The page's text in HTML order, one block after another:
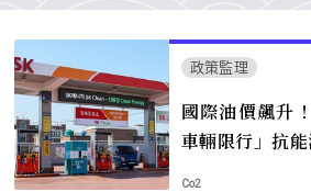
政策監理
國際油價飆升
車輛限行」抗
Co2